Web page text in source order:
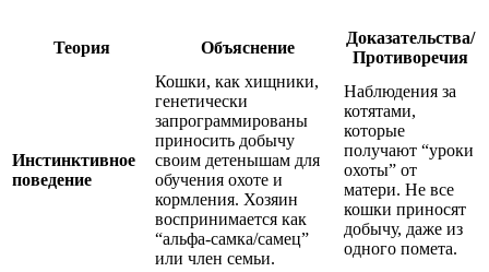
Теория Объяснение
Доказательства/
Противоречия
Инстинктивное
поведение
Кошки, как хищники,
генетически
запрограммированы
приносить добычу
своим детенышам для
обучения охоте и
кормления. Хозяин
воспринимается как
“альфа-самка/самец”
или член семьи.
Наблюдения за
котятами,
которые
получают “уроки
охоты” от
матери. Не все
кошки приносят
добычу, даже из
одного помета.